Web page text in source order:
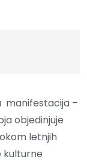
manifestacija –
objedinjuje
letnjih
kulturne